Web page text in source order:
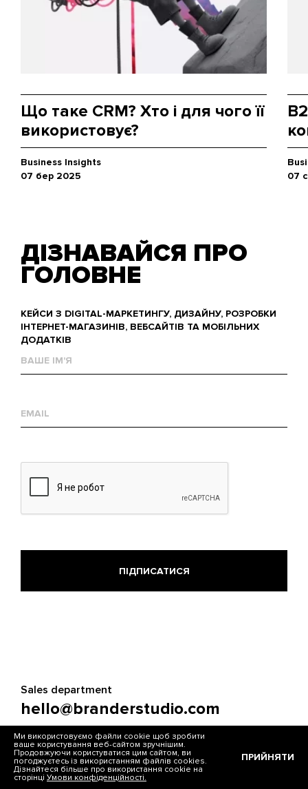
Ми використовуємо файли cookie щоб зробити
ваше користування веб-сайтом зручнішим.
Продовжуючи користуватися цим сайтом, ви
погоджуєтесь із використанням файлів cookies.
Дізнайтеся більше про використання cookie на
сторінці Умови конфіденційності.
ПРИЙНЯТИ
Що таке CRM? Хто і для чого її
використовує?
Business Insights
07 бер 2025
07
ДІЗНАВАЙСЯ ПРО
ГОЛОВНЕ
КЕЙСИ З DIGITAL-МАРКЕТИНГУ, ДИЗАЙНУ, РОЗРОБКИ
ІНТЕРНЕТ-МАГАЗИНІВ, ВЕБСАЙТІВ ТА МОБІЛЬНИХ
ДОДАТКІВ
им'я
mail
Sales department
hello@branderstudio.com
HR & recruiting department
job@branderstudio.com